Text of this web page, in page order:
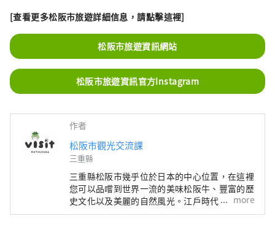
[查看更多松阪市旅遊詳細信息，請點擊這裡]
松阪市旅遊資訊網站
松阪市旅遊資訊官方Instagram
作者
松阪市觀光交流課
三重縣
三重縣松阪市幾乎位於日本的中心位置，在這裡
您可以品嚐到世界一流的美味松阪牛、豐富的歷
史文化以及美麗的自然風光。江戶時代，松阪是
參拜伊勢參拜（日本最高神社）的最後驛站。這
more